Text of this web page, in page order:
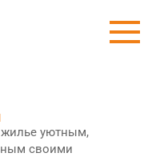
жилье уютным,
своими